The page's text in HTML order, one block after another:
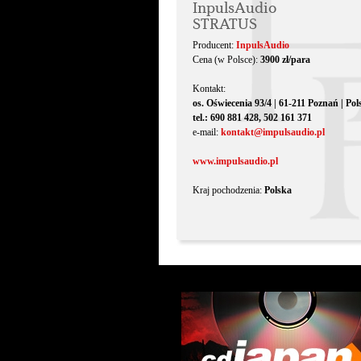
InpulsAudio
STRATUS
Producent: InpulsAudio
Cena (w Polsce): 3900 zł/para
Kontakt:
os. Oświecenia 93/4 | 61-211 Poznań |
tel.: 690 881 428, 502 161 371
e-mail: kontakt@impulsaudio.pl
www.impulsaudio.pl
Kraj pochodzenia: Polska